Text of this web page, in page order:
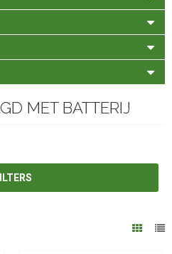
MET BATTERIJ